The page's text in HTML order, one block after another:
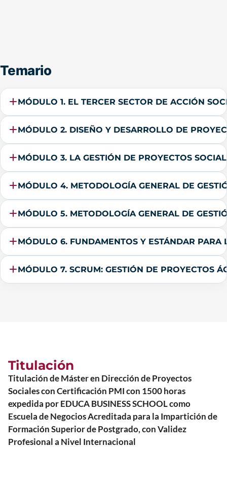
Temario
MÓDULO 1. EL TERCER SECTOR DE ACCIÓN
MÓDULO 2. DISEÑO Y DESARROLLO DE
MÓDULO 3. LA GESTIÓN DE PROYECTOS
MÓDULO 4. METODOLOGÍA GENERAL DE
MÓDULO 5. METODOLOGÍA GENERAL DE
MÓDULO 6. FUNDAMENTOS Y ESTÁNDAR PARA
MÓDULO 7. SCRUM: GESTIÓN DE PROYECTOS
Titulación
Titulación de Máster en Dirección de Proyectos
Sociales con Certificación PMI con 1500 horas
expedida por EDUCA BUSINESS SCHOOL como
Escuela de Negocios Acreditada para la Impartición de
Formación Superior de Postgrado, con Validez
Profesional a Nivel Internacional